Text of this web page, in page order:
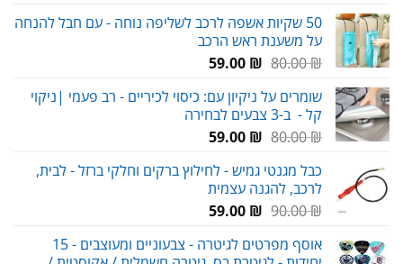
היה:
120.00 ₪.
הוא:
98.00 ₪.
50 שקיות אשפה לרכב לשליפה נוחה - עם חבל להנחה
על משענת ראש הרכב
80.00₪
המחיר
היה:
80.00 ₪.
59.00 ₪
המחיר
הוא:
59.00 ₪.
שומרים על ניקיון עם: כיסוי לכיריים - רב פעמי |ניקוי
קל - ב-3 צבעים לבחירה
80.00₪
המחיר
היה:
80.00 ₪.
59.00 ₪
המחיר
הוא:
59.00 ₪.
כבל מגנטי גמיש - לחילוץ ברקים וחלקי ברזל - לבית,
לרכב, להגנה עצמית
90.00₪
המחיר
היה:
59.00 ₪
המחיר
הוא:
אוסף מפרטים לגיטרה - צבעוניים ומעוצבים - 15